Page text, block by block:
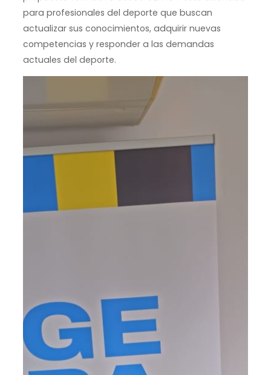
para profesionales del deporte que buscan
actualizar sus conocimientos, adquirir nuevas
competencias y responder a las demandas
actuales del deporte.